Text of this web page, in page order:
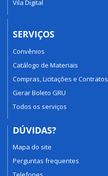
Vila Digital
SERVIÇOS
Convênios
Catálogo de Materiais
Compras, Licitações e Contratos
Gerar Boleto GRU
Todos os serviços
DÚVIDAS?
Mapa do site
Perguntas frequentes